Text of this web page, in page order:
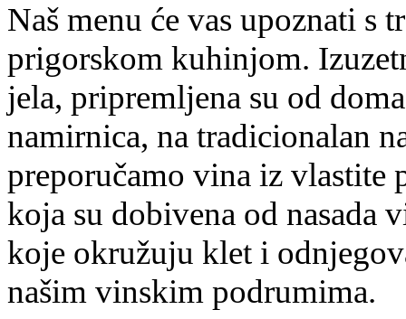
Naš menu će vas upoznati s
prigorskom kuhinjom.
jela, pripremljena su od
namirnica, na tradicionalan
preporučamo vina iz vlastite
koja su dobivena od nasada
koje okružuju klet i
našim vinskim podrumima.